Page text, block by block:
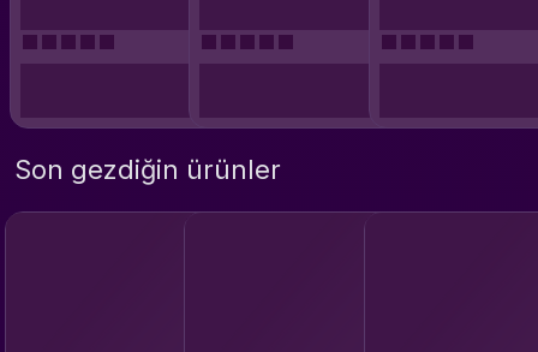
Son gezdiğin ürünler